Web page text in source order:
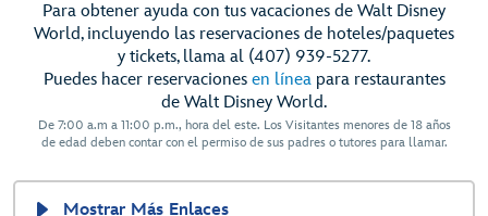
Para obtener ayuda con tus vacaciones de Walt Disney
World, incluyendo las reservaciones de hoteles/paquetes
y tickets, llama al (407) 939-5277.
Puedes hacer reservaciones en líneapara restaurantes
de Walt Disney World.
De 7:00 a.m a 11:00 p.m., hora del este. Los Visitantes menores de 18 años
de edad deben contar con el permiso de sus padres o tutores para llamar.
Mostrar Más Enlaces